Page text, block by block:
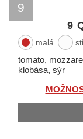
9
malá
tomato,
klobása, sýr
9